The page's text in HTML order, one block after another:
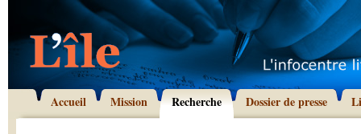
Accueil Mission Recherche Dossier de presse